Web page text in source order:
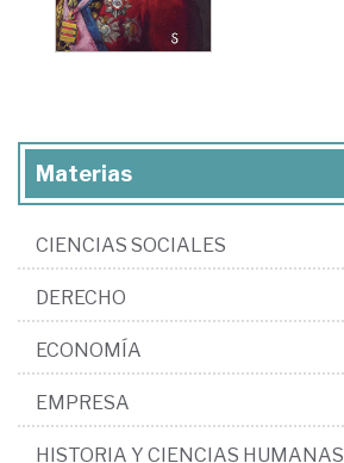
Materias
CIENCIAS SOCIALES
DERECHO
ECONOMÍA
EMPRESA
HISTORIA Y CIENCIAS HUMANAS